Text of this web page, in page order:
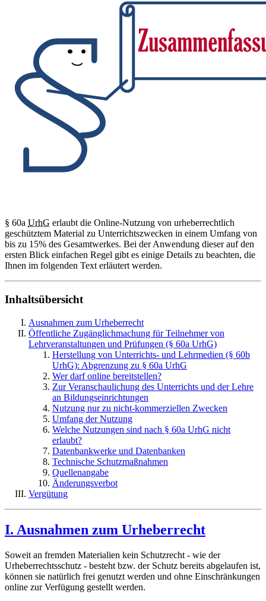
§ 60a UrhG erlaubt die Online-Nutzung von urheberrechtlich
geschütztem Material zu Unterrichtszwecken in einem Umfang von
bis zu 15% des Gesamtwerkes. Bei der Anwendung dieser auf den
ersten Blick einfachen Regel gibt es einige Details zu beachten, die
Ihnen im folgenden Text erläutert werden.
Inhaltsübersicht
Ausnahmen zum Urheberrecht
Öffentliche Zugänglichmachung für Teilnehmer von
Lehrveranstaltungen und Prüfungen (§ 60a UrhG)
Herstellung von Unterrichts- und Lehrmedien (§ 60b
UrhG): Abgrenzung zu § 60a UrhG
Wer darf online bereitstellen?
Zur Veranschaulichung des Unterrichts und der Lehre
an Bildungseinrichtungen
Nutzung nur zu nicht-kommerziellen Zwecken
Umfang der Nutzung
Welche Nutzungen sind nach § 60a UrhG nicht
erlaubt?
Datenbankwerke und Datenbanken
Technische Schutzmaßnahmen
Quellenangabe
Änderungsverbot
Vergütung
I. Ausnahmen zum Urheberrecht
Soweit an fremden Materialien kein Schutzrecht - wie der
Urheberrechtsschutz - besteht bzw. der Schutz bereits abgelaufen ist,
können sie natürlich frei genutzt werden und ohne Einschränkungen
online zur Verfügung gestellt werden.